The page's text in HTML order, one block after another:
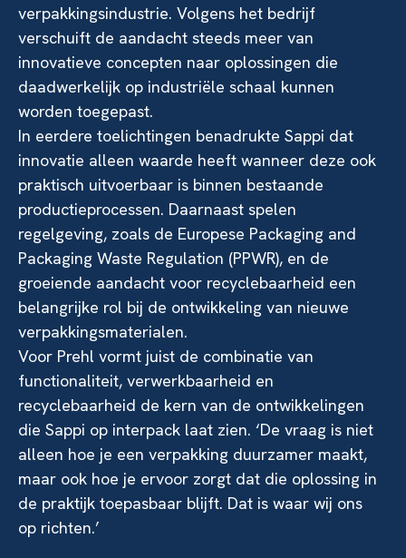
verpakkingsindustrie. Volgens het bedrijf
verschuift de aandacht steeds meer van
innovatieve concepten naar oplossingen die
daadwerkelijk op industriële schaal kunnen
worden toegepast.
In eerdere toelichtingen benadrukte Sappi dat
innovatie alleen waarde heeft wanneer deze ook
praktisch uitvoerbaar is binnen bestaande
productieprocessen. Daarnaast spelen
regelgeving, zoals de Europese Packaging and
Packaging Waste Regulation (PPWR), en de
groeiende aandacht voor recyclebaarheid een
belangrijke rol bij de ontwikkeling van nieuwe
verpakkingsmaterialen.
Voor Prehl vormt juist de combinatie van
functionaliteit, verwerkbaarheid en
recyclebaarheid de kern van de ontwikkelingen
die Sappi op interpack laat zien. ‘De vraag is niet
alleen hoe je een verpakking duurzamer maakt,
maar ook hoe je ervoor zorgt dat die oplossing in
de praktijk toepasbaar blijft. Dat is waar wij ons
op richten.’